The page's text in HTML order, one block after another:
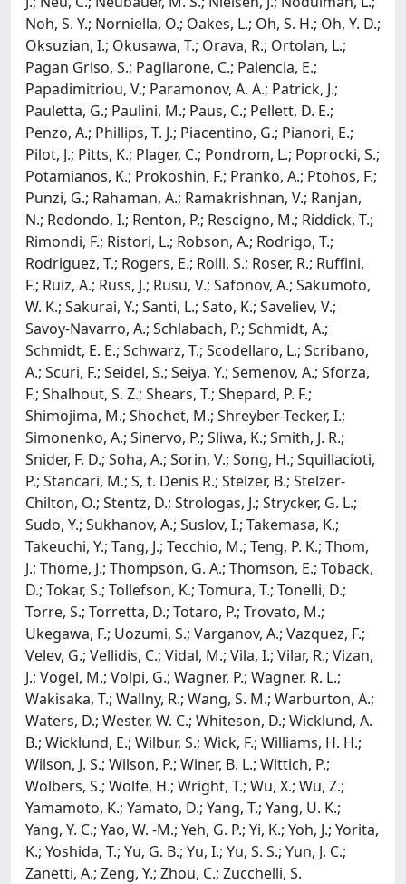
Noh, S. Y.; Norniella, O.; Oakes, L.; Oh, S. H.; Oh, Y. D.;
Oksuzian, I.; Okusawa, T.; Orava, R.; Ortolan, L.;
Pagan Griso, S.; Pagliarone, C.; Palencia, E.;
Papadimitriou, V.; Paramonov, A. A.; Patrick, J.;
Pauletta, G.; Paulini, M.; Paus, C.; Pellett, D. E.;
Penzo, A.; Phillips, T. J.; Piacentino, G.; Pianori, E.;
Pilot, J.; Pitts, K.; Plager, C.; Pondrom, L.; Poprocki, S.;
Potamianos, K.; Prokoshin, F.; Pranko, A.; Ptohos, F.;
Punzi, G.; Rahaman, A.; Ramakrishnan, V.; Ranjan,
N.; Redondo, I.; Renton, P.; Rescigno, M.; Riddick, T.;
Rimondi, F.; Ristori, L.; Robson, A.; Rodrigo, T.;
Rodriguez, T.; Rogers, E.; Rolli, S.; Roser, R.; Ruffini,
F.; Ruiz, A.; Russ, J.; Rusu, V.; Safonov, A.; Sakumoto,
W. K.; Sakurai, Y.; Santi, L.; Sato, K.; Saveliev, V.;
Savoy-Navarro, A.; Schlabach, P.; Schmidt, A.;
Schmidt, E. E.; Schwarz, T.; Scodellaro, L.; Scribano,
A.; Scuri, F.; Seidel, S.; Seiya, Y.; Semenov, A.; Sforza,
F.; Shalhout, S. Z.; Shears, T.; Shepard, P. F.;
Shimojima, M.; Shochet, M.; Shreyber-Tecker, I.;
Simonenko, A.; Sinervo, P.; Sliwa, K.; Smith, J. R.;
Snider, F. D.; Soha, A.; Sorin, V.; Song, H.; Squillacioti,
P.; Stancari, M.; S, t. Denis R.; Stelzer, B.; Stelzer-
Chilton, O.; Stentz, D.; Strologas, J.; Strycker, G. L.;
Sudo, Y.; Sukhanov, A.; Suslov, I.; Takemasa, K.;
Takeuchi, Y.; Tang, J.; Tecchio, M.; Teng, P. K.; Thom,
J.; Thome, J.; Thompson, G. A.; Thomson, E.; Toback,
D.; Tokar, S.; Tollefson, K.; Tomura, T.; Tonelli, D.;
Torre, S.; Torretta, D.; Totaro, P.; Trovato, M.;
Ukegawa, F.; Uozumi, S.; Varganov, A.; Vazquez, F.;
Velev, G.; Vellidis, C.; Vidal, M.; Vila, I.; Vilar, R.; Vizan,
J.; Vogel, M.; Volpi, G.; Wagner, P.; Wagner, R. L.;
Wakisaka, T.; Wallny, R.; Wang, S. M.; Warburton, A.;
Waters, D.; Wester, W. C.; Whiteson, D.; Wicklund, A.
B.; Wicklund, E.; Wilbur, S.; Wick, F.; Williams, H. H.;
Wilson, J. S.; Wilson, P.; Winer, B. L.; Wittich, P.;
Wolbers, S.; Wolfe, H.; Wright, T.; Wu, X.; Wu, Z.;
Yamamoto, K.; Yamato, D.; Yang, T.; Yang, U. K.;
Yang, Y. C.; Yao, W. -M.; Yeh, G. P.; Yi, K.; Yoh, J.; Yorita,
K.; Yoshida, T.; Yu, G. B.; Yu, I.; Yu, S. S.; Yun, J. C.;
Zanetti, A.; Zeng, Y.; Zhou, C.; Zucchelli, S.